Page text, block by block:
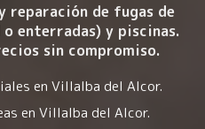
reparación de fugas de
enterradas) y piscinas.
sin compromiso.
en Villalba del Alcor.
en Villalba del Alcor.